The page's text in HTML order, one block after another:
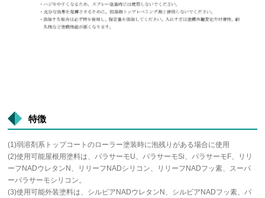
特徴
(1)弱溶剤系トップコートのローラー塗装時に泡残りがある場合に使用
(2)使用可能屋根用塗料は、パラサーモU、パラサーモSi、パラサーモF、リリ
ーフNADウレタンN、リリーフNADシリコン、リリーフNADフッ素、スーパ
ーパラサーモシリコン。
(3)使用可能外装塗料は、シルビアNADウレタンN、シルビアNADフッ素、パ